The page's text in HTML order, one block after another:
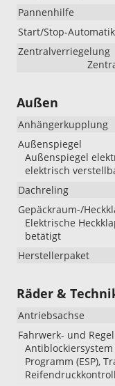
Pannenhilfe
Start/Stop-Automatik
Zentralverriegelung
Außen
Anhängerkupplung
Außenspiegel
Außenspiegel
elektrisch
Dachreling
Gepäckraum-/
Elektrische
betätigt
Herstellerpaket
Räder &
Antriebsachse
Fahrwerk- und
Antiblockiersystem
Programm (ESP),